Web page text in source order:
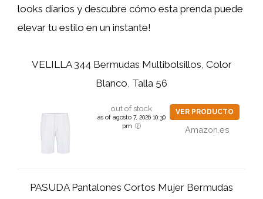
looks diarios y descubre cómo esta prenda puede
elevar tu estilo en un instante!
VELILLA 344 Bermudas Multibolsillos, Color
Blanco, Talla 56
out of stock
as of agosto 7, 2026 10:30
pm
VER PRODUCTO
Amazon.es
PASUDA Pantalones Cortos Mujer Bermudas